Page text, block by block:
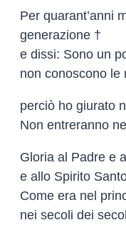
Per quarant’anni
generazione †
e dissi: Sono un
non conoscono le
perciò ho giurato
Non entreranno
Gloria al Padre e
e allo Spirito
Come era nel
nei secoli dei